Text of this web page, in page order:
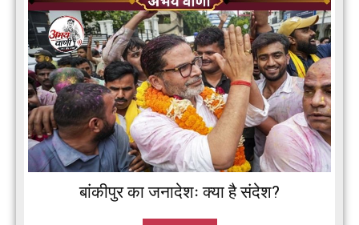
बांकीपुर का जनादेशः क्या है संदेश?